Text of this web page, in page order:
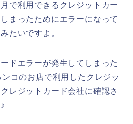
で利用できるクレジットカー
まったためにエラーになって
たいですよ。
ドエラーが発生してしまった
コのお店で利用したクレジッ
レジットカード会社に確認さ